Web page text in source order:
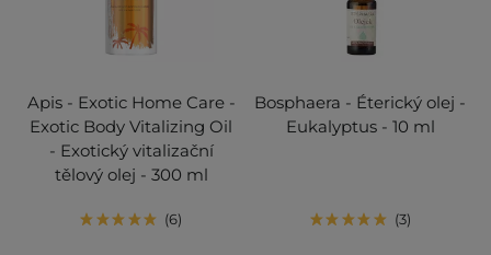
Apis - Exotic Home Care -
Exotic Body Vitalizing Oil
- Exotický vitalizační
tělový olej - 300 ml
6
Bosphaera - Éterický olej -
Eukalyptus - 10 ml
3